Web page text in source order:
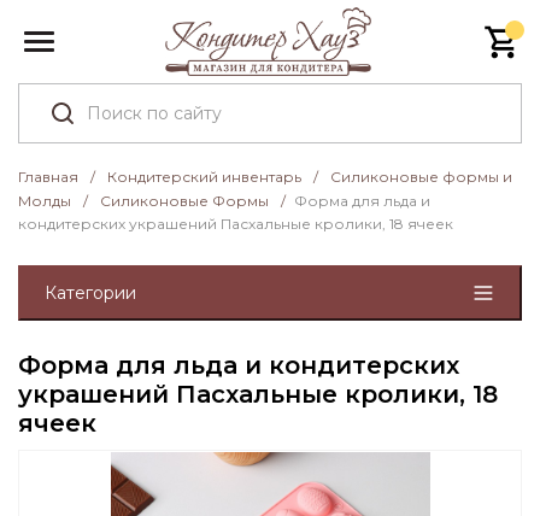
Главная / Кондитерский инвентарь /
Силиконовые формы и
Молды
/ Силиконовые Формы / Форма для льда и
кондитерских украшений Пасхальные кролики, 18 ячеек
Категории
Форма для льда и кондитерских
украшений Пасхальные кролики, 18
ячеек